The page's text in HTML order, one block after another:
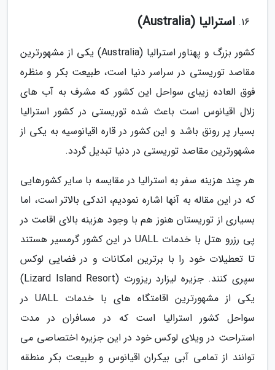
استرالیا (Australia)
کشور بزرگ و پهناور استرالیا (Australia) یکی از مشهورترین
مقاصد توریستی در سراسر دنیا است، طبیعت بکر و منظره
فوق العاده زیبای سواحل این کشور که مشرف به آب های
زلال اقیانوس است باعث شده توریستی در کشور استرالیا
بسیار پر رونق باشد و این کشور در قاره اقیانوسیه به یکی از
مشهورترین مقاصد توریستی در دنیا تبدیل گردد.
هر چند هزینه سفر به استرالیا در مقایسه با سایر کشورهایی
که در این مقاله به آنها اشاره نمودیم، اندکی بالاتر است، اما
بسیاری از توریستان هنوز هم با وجود هزینه بالای اقامت در
پی رزرو هتل با خدمات UALL در این کشور گرمسیر هستند
تا تعطیلات خود را با برترین امکانات و در فضایی لوکس
سپری کنند. جزیره لیزارد ریزورت (Lizard Island Resort)
یکی از مشهورترین اقامتگاه های با خدمات UALL در
سواحل کشور استرالیا است که در مسافران در مدت
استراحت در ویلای لوکس خود در این جزیره اختصاصی می
توانند از تمامی آبی بیکران اقیانوس و طبیعت بکر منطقه